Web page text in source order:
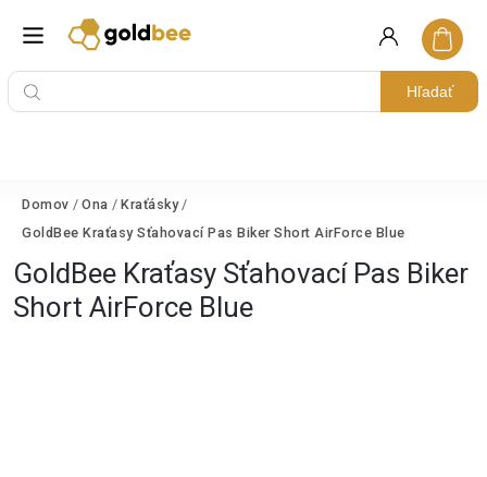
Hľadať
Domov / Ona / Kraťásky /
GoldBee Kraťasy Sťahovací Pas Biker Short AirForce Blue
GoldBee Kraťasy Sťahovací Pas Biker
Short AirForce Blue